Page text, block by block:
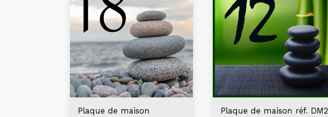
Plaque de maison
Plaque de maison réf. DM2